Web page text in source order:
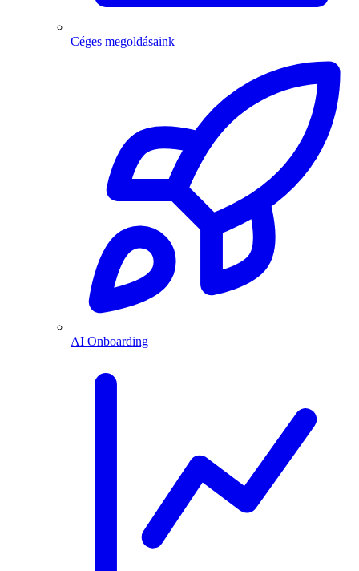
Céges megoldásaink
AI Onboarding